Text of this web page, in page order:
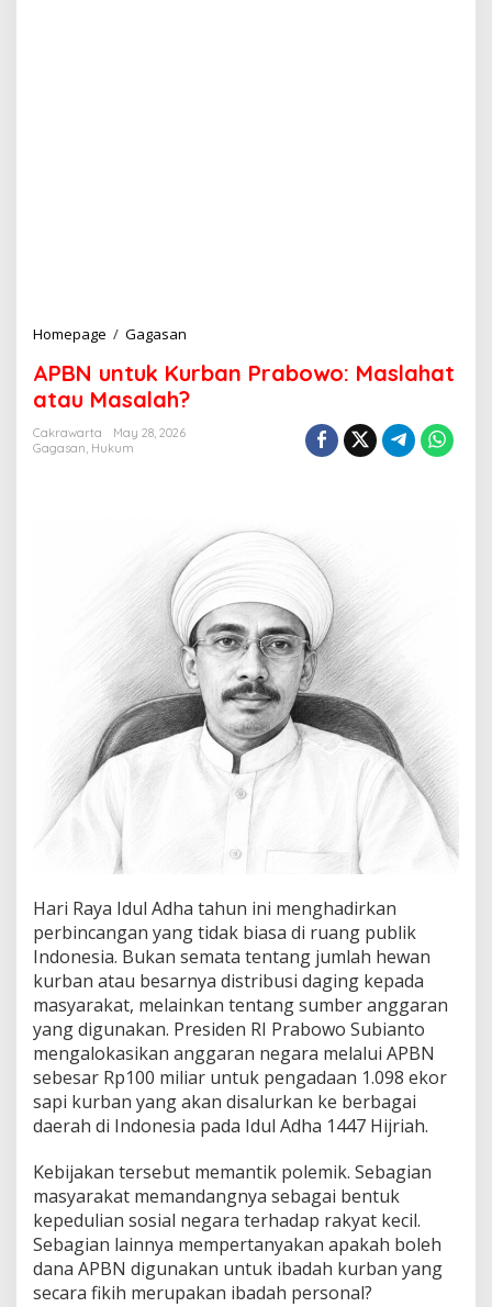
Homepage / Gagasan
B
N
r
b
a
n
P
r
a
b
o
w
o
a
t
a
t
a
u
M
a
s
a
l
a
?
APBN untuk Kurban Prabowo: Maslahat
atau Masalah?
Cakrawarta
May 28, 2026
Gagasan, Hukum
Hari Raya Idul Adha tahun ini menghadirkan
perbincangan yang tidak biasa di ruang publik
Indonesia. Bukan semata tentang jumlah hewan
kurban atau besarnya distribusi daging kepada
masyarakat, melainkan tentang sumber anggaran
yang digunakan. Presiden RI Prabowo Subianto
mengalokasikan anggaran negara melalui APBN
sebesar Rp100 miliar untuk pengadaan 1.098 ekor
sapi kurban yang akan disalurkan ke berbagai
daerah di Indonesia pada Idul Adha 1447 Hijriah.
Kebijakan tersebut memantik polemik. Sebagian
masyarakat memandangnya sebagai bentuk
kepedulian sosial negara terhadap rakyat kecil.
Sebagian lainnya mempertanyakan apakah boleh
dana APBN digunakan untuk ibadah kurban yang
secara fikih merupakan ibadah personal?